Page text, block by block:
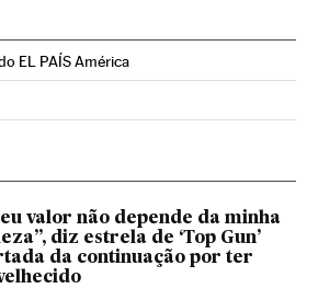
EL PAÍS América
en Twitter
Brasil en Instagram
País Brasil en Facebook
valor não depende da minha
diz estrela de ‘Top Gun’
da continuação por ter